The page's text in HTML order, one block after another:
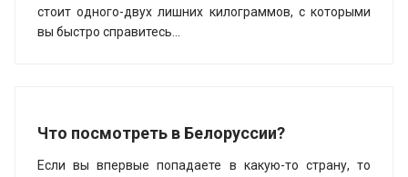
стоит одного-двух лишних килограммов, с которыми
вы быстро справитесь...
Что посмотреть в Белоруссии?
Если вы впервые попадаете в какую-то страну, то